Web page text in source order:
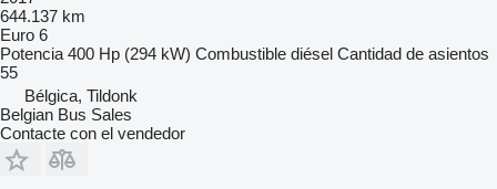
644.137 km
Euro 6
Potencia 400 Hp (294 kW) Combustible diésel Cantidad de asientos
55
Bélgica, Tildonk
Belgian Bus Sales
Contacte con el vendedor